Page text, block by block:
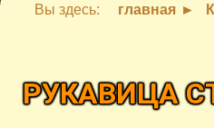
Вы здесь: главная
РУКАВИЦА